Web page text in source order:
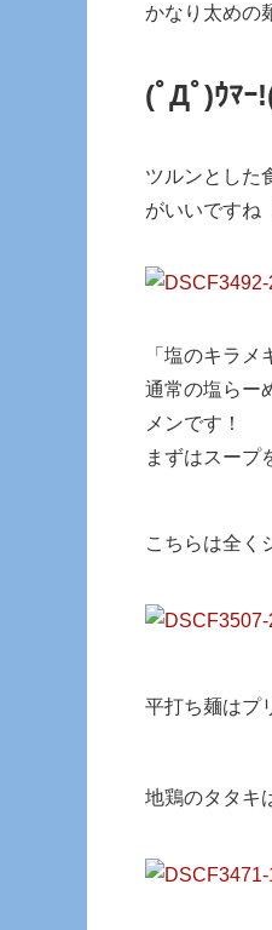
かなり太めの
(ﾟДﾟ)ｳﾏｰ!
ツルンとした
がいいですね
「塩のキラメ
通常の塩らー
メンです！
まずはスープ
こちらは全く
平打ち麺はプ
地鶏のタタキ